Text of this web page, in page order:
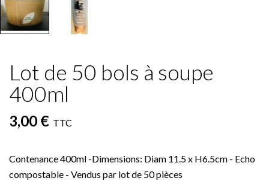
Lot de 50 bols à soupe
400ml
3,00 € TTC
Contenance 400ml -Dimensions: Diam 11.5 x H6.5cm - Echo
compostable - Vendus par lot de 50 pièces